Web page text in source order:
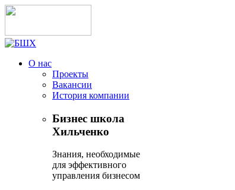
О нас
Проекты
Вакансии
История компании
Бизнес школа
Хильченко
Знания, необходимые
для эффективного
управления бизнесом